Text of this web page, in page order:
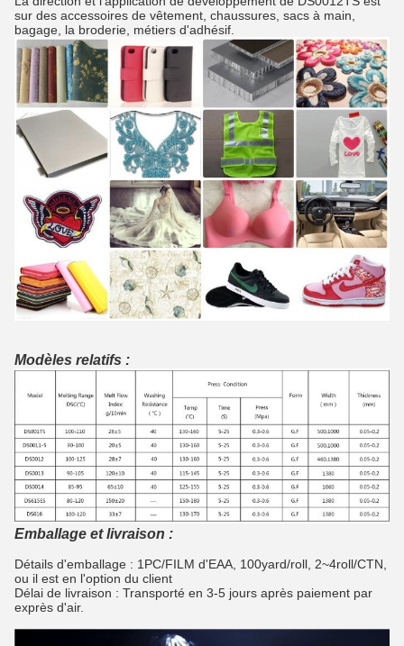
sur des accessoires de vêtement, chaussures, sacs à main,
bagage, la broderie, métiers d'adhésif.
Modèles relatifs :
Emballage et livraison :
Détails d'emballage : 1PC/FILM d'EAA, 100yard/roll, 2~4roll/CTN,
ou il est en l'option du client
Délai de livraison : Transporté en 3-5 jours après paiement par
exprès d'air.